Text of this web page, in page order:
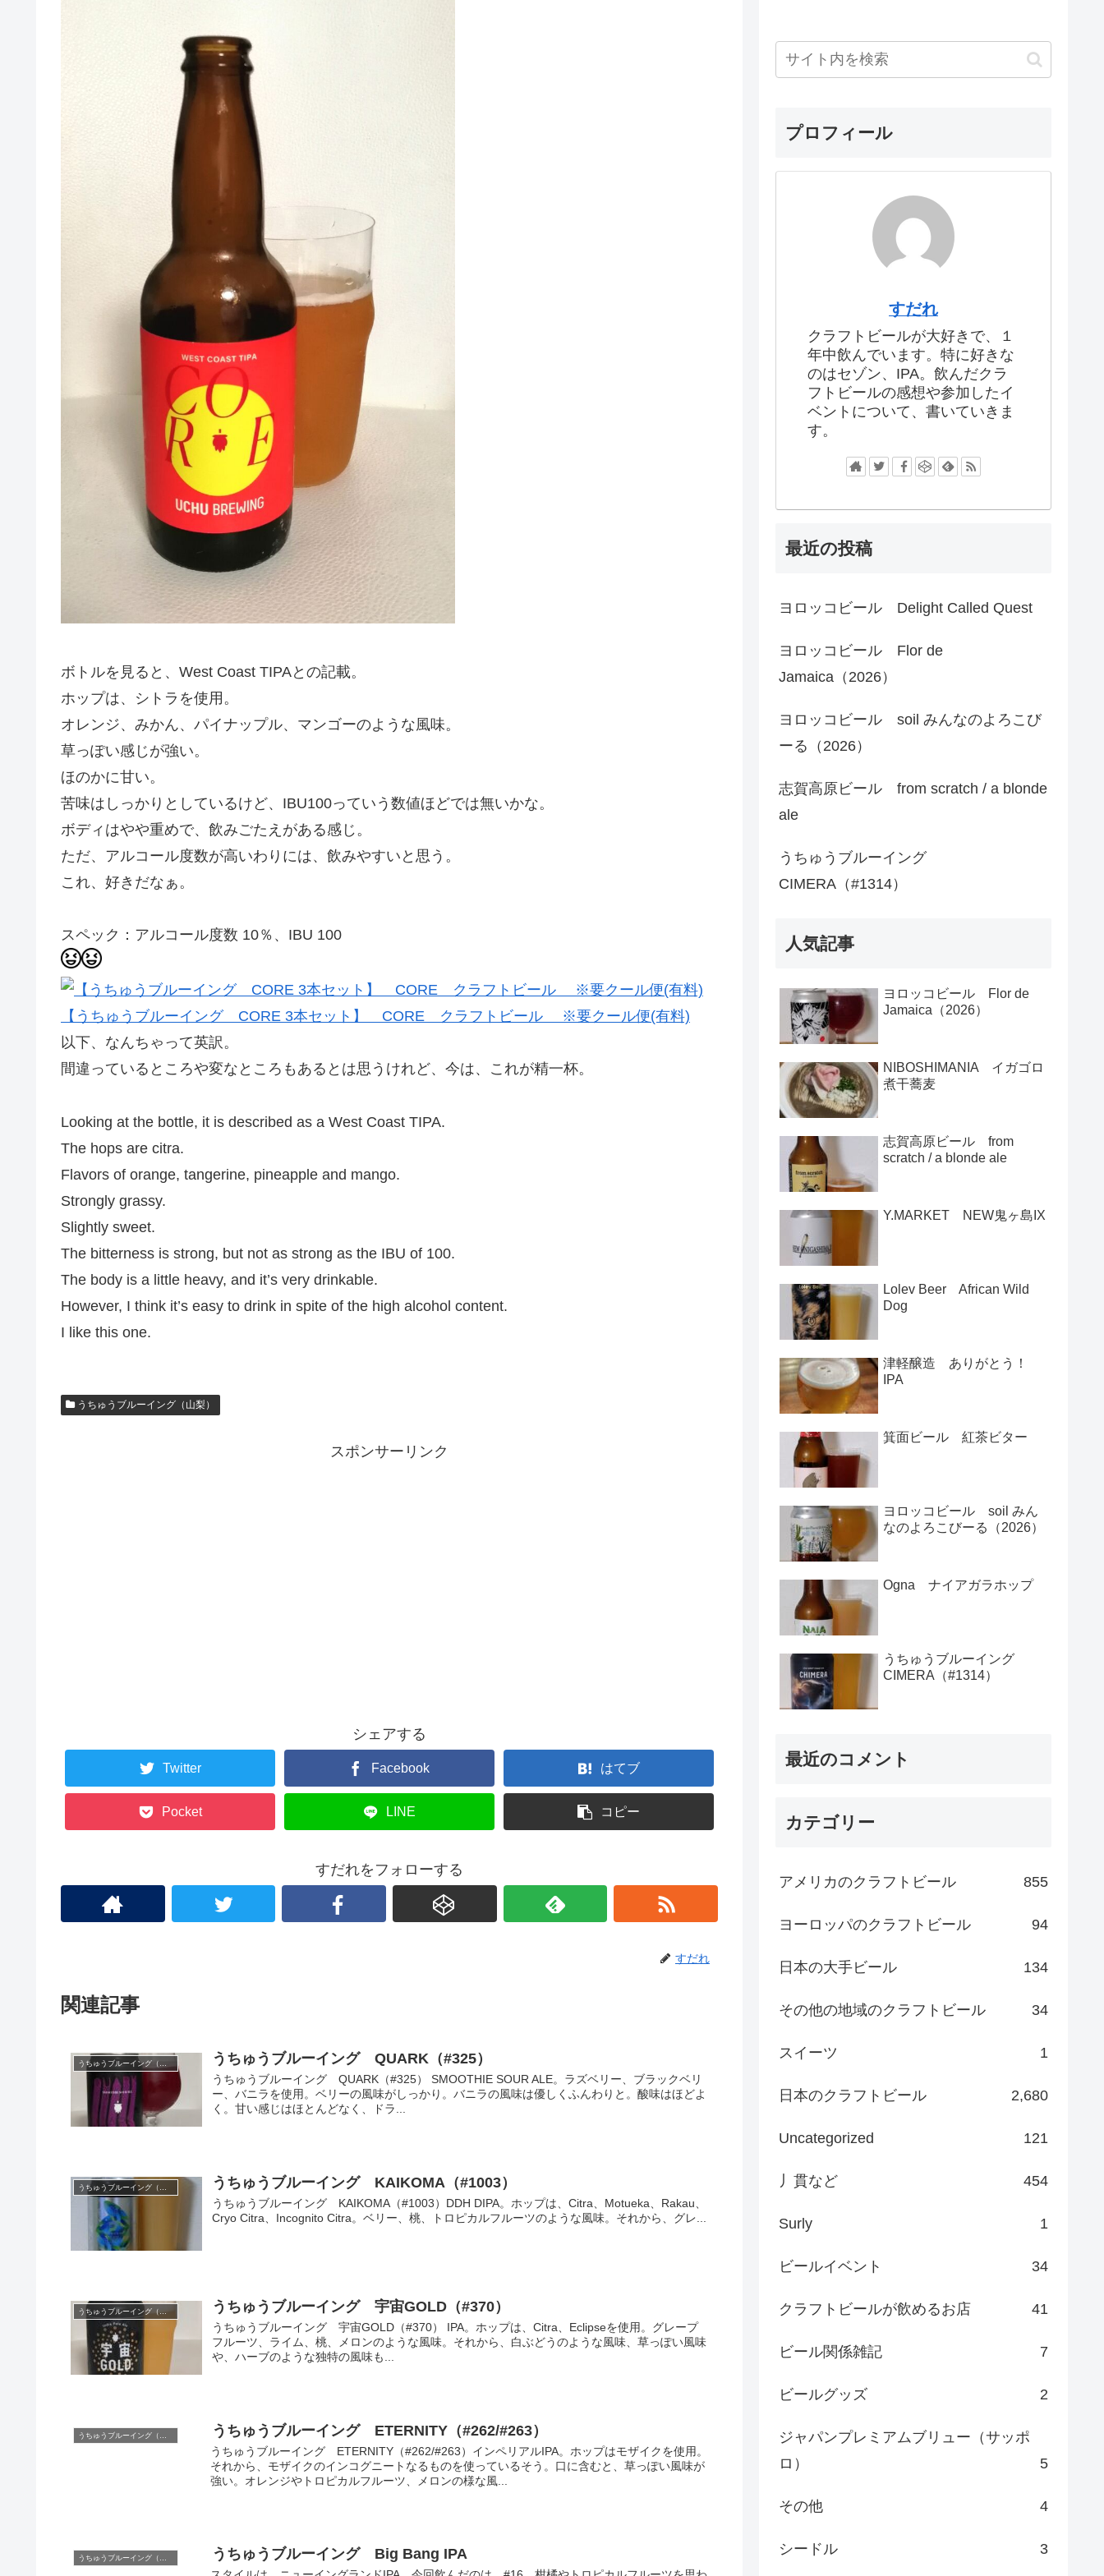
ボトルを見ると、West Coast TIPAとの記載。
ホップは、シトラを使用。
オレンジ、みかん、パイナップル、マンゴーのような風味。
草っぽい感じが強い。
ほのかに甘い。
苦味はしっかりとしているけど、IBU100っていう数値ほどでは無いかな。
ボディはやや重めで、飲みごたえがある感じ。
ただ、アルコール度数が高いわりには、飲みやすいと思う。
これ、好きだなぁ。
スペック：アルコール度数 10％、IBU 100
【うちゅうブルーイング CORE 3本セット】 CORE クラフトビール ※要クール便(有料)
以下、なんちゃって英訳。
間違っているところや変なところもあるとは思うけれど、今は、これが精一杯。
Looking at the bottle, it is described as a West Coast TIPA.
The hops are citra.
Flavors of orange, tangerine, pineapple and mango.
Strongly grassy.
Slightly sweet.
The bitterness is strong, but not as strong as the IBU of 100.
The body is a little heavy, and it’s very drinkable.
However, I think it’s easy to drink in spite of the high alcohol content.
I like this one.
うちゅうブルーイング（山梨）
スポンサーリンク
シェアする
Twitter Facebook はてブ
Pocket LINE コピー
すだれをフォローする
すだれ
関連記事
うちゅうブルーイング QUARK（#325）
うちゅうブルーイング QUARK（#325） SMOOTHIE SOUR ALE。ラズベリー、ブラックベリ
ー、バニラを使用。ベリーの風味がしっかり。バニラの風味は優しくふんわりと。酸味はほどよ
く。甘い感じはほとんどなく、ドラ...
うちゅうブルーイング KAIKOMA（#1003）
うちゅうブルーイング KAIKOMA（#1003）DDH DIPA。ホップは、Citra、Motueka、Rakau、
Cryo Citra、Incognito Citra。ベリー、桃、トロピカルフルーツのような風味。それから、グレ...
うちゅうブルーイング（山梨） うちゅうブルーイング 宇宙GOLD（#370）
うちゅうブルーイング 宇宙GOLD（#370） IPA。ホップは、Citra、Eclipseを使用。グレープ
フルーツ、ライム、桃、メロンのような風味。それから、白ぶどうのような風味、草っぽい風味
や、ハーブのような独特の風味も...
うちゅうブルーイング ETERNITY（#262/#263）
うちゅうブルーイング ETERNITY（#262/#263）インペリアルIPA。ホップはモザイクを使用。
それから、モザイクのインコグニートなるものを使っているそう。口に含むと、草っぽい風味が
強い。オレンジやトロピカルフルーツ、メロンの様な風...
うちゅうブルーイング（山梨） うちゅうブルーイング Big Bang IPA
プロフィール
すだれ
クラフトビールが大好きで、１
年中飲んでいます。特に好きな
のはセゾン、IPA。飲んだクラ
フトビールの感想や参加したイ
ベントについて、書いていきま
す。
最近の投稿
ヨロッコビール Delight Called Quest
ヨロッコビール Flor de
Jamaica（2026）
ヨロッコビール soil みんなのよろこび
ーる（2026）
志賀高原ビール from scratch / a blonde
ale
うちゅうブルーイング
CIMERA（#1314）
人気記事
ヨロッコビール Flor de
Jamaica（2026）
NIBOSHIMANIA イガゴロ
煮干蕎麦
志賀高原ビール from
scratch / a blonde ale
Y.MARKET NEW鬼ヶ島IX
Lolev Beer African Wild
Dog
津軽醸造 ありがとう！
IPA
箕面ビール 紅茶ビター
ヨロッコビール soil みん
なのよろこびーる（2026）
Ogna ナイアガラホップ
うちゅうブルーイング
CIMERA（#1314）
最近のコメント
カテゴリー
アメリカのクラフトビール 855
ヨーロッパのクラフトビール 94
日本の大手ビール 134
その他の地域のクラフトビール 34
スイーツ 1
日本のクラフトビール 2,680
Uncategorized 121
丿貫など 454
Surly 1
ビールイベント 34
クラフトビールが飲めるお店 41
ビール関係雑記 7
ビールグッズ 2
ジャパンプレミアムブリュー（サッポ
ロ）
5
その他 4
シードル 3